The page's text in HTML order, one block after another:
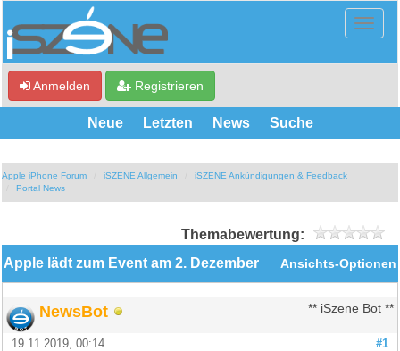
Anmelden Registrieren
Neue Letzten News Suche
Apple iPhone Forum iSZENE Allgemein
iSZENE Ankündigungen & Feedback
Portal News
Themabewertung:
Ansichts-Optionen
Apple lädt zum Event am 2. Dezember
NewsBot ** iSzene Bot **
#1
19.11.2019, 00:14